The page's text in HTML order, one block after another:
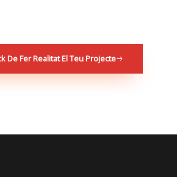
De Fer Realitat El Teu Projecte